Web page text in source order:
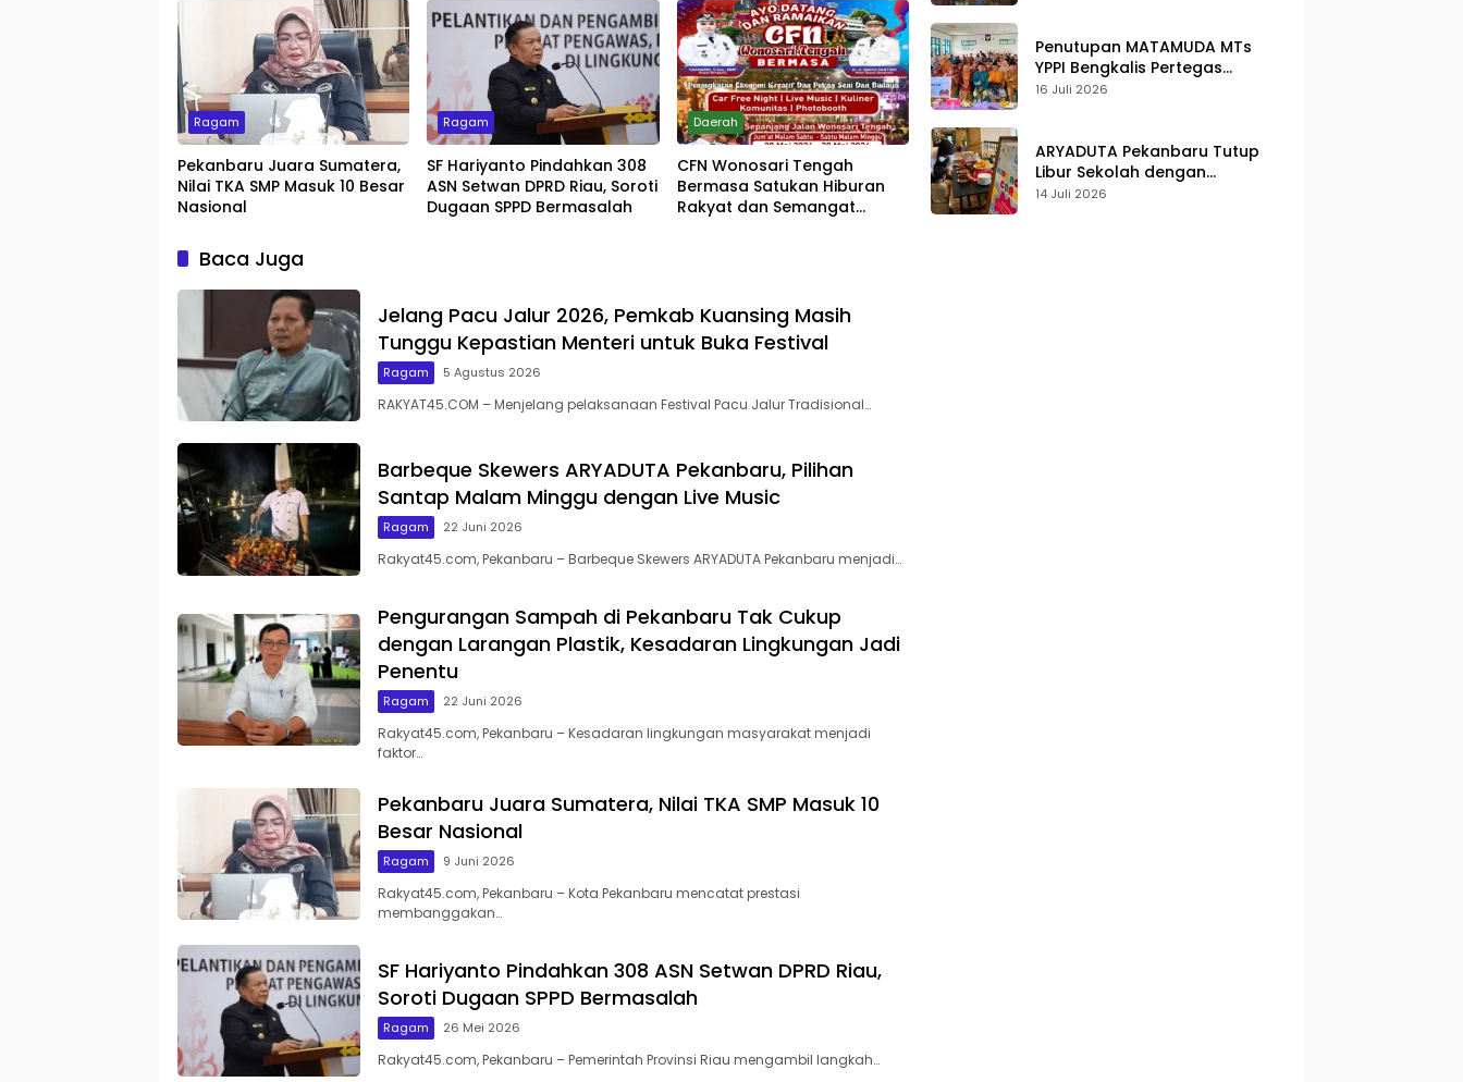
Penentu
Ragam
Pekanbaru Juara Sumatera,
Nilai TKA SMP Masuk 10 Besar
Nasional
Ragam
SF Hariyanto Pindahkan 308
ASN Setwan DPRD Riau, Soroti
Dugaan SPPD Bermasalah
Daerah
CFN Wonosari Tengah
Bermasa Satukan Hiburan
Rakyat dan Semangat
Baca Juga
Jelang Pacu Jalur 2026, Pemkab Kuansing Masih
Tunggu Kepastian Menteri untuk Buka Festival
Ragam 5 Agustus 2026
RAKYAT45.COM – Menjelang pelaksanaan Festival Pacu Jalur Tradisional…
Barbeque Skewers ARYADUTA Pekanbaru, Pilihan
Santap Malam Minggu dengan Live Music
Ragam 22 Juni 2026
Rakyat45.com, Pekanbaru – Barbeque Skewers ARYADUTA Pekanbaru menjadi…
Pengurangan Sampah di Pekanbaru Tak Cukup
dengan Larangan Plastik, Kesadaran Lingkungan Jadi
Penentu
Ragam 22 Juni 2026
Rakyat45.com, Pekanbaru – Kesadaran lingkungan masyarakat menjadi
faktor…
Pekanbaru Juara Sumatera, Nilai TKA SMP Masuk 10
Besar Nasional
Ragam 9 Juni 2026
Rakyat45.com, Pekanbaru – Kota Pekanbaru mencatat prestasi
membanggakan…
SF Hariyanto Pindahkan 308 ASN Setwan DPRD Riau,
Soroti Dugaan SPPD Bermasalah
Ragam 26 Mei 2026
Rakyat45.com, Pekanbaru – Pemerintah Provinsi Riau mengambil langkah…
Penutupan MATAMUDA MTs
YPPI Bengkalis Pertegas
Pendidikan Berbasis Adat dan
16 Juli 2026
ARYADUTA Pekanbaru Tutup
Libur Sekolah dengan
Pengalaman Staycation
14 Juli 2026